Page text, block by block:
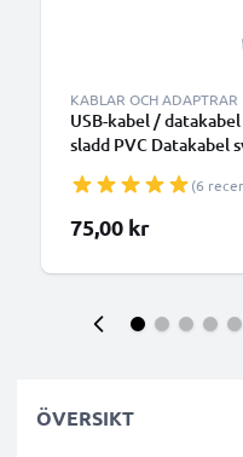
KABLAR OCH ADAPTRAR
USB-kabel /
sladd PVC Datakabel
(6
75,00 kr
ÖVERSIKT